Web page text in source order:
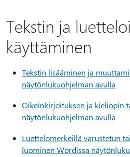
Tekstin ja
käyttäminen
Tekstin lisääminen ja
näytönlukuohjelman avulla
Oikeinkirjoituksen ja kieliopin
näytönlukuohjelman avulla
Luettelomerkeillä varustetun
luominen Wordissa